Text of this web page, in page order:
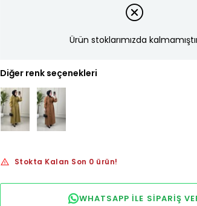
Ürün stoklarımızda
Diğer renk seçenekleri
Stokta Kalan Son 0 ürün!
WHATSAPP ILE SIPARIŞ